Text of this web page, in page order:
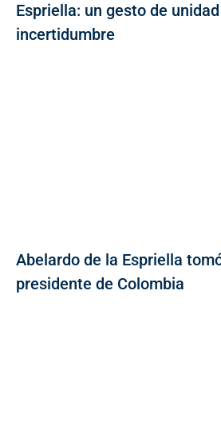
Espriella: un gesto de
incertidumbre
Abelardo de la Espriella
presidente de Colombia